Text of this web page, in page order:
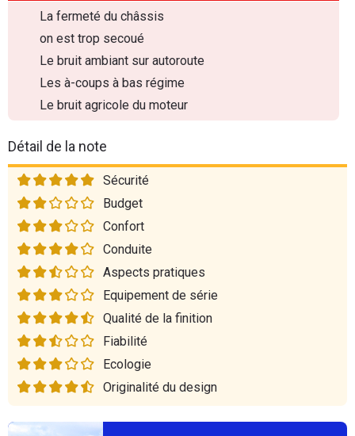
La fermeté du châssis
on est trop secoué
Le bruit ambiant sur autoroute
Les à-coups à bas régime
Le bruit agricole du moteur
Détail de la note
Sécurité
Budget
Confort
Conduite
Aspects pratiques
Equipement de série
Qualité de la finition
Fiabilité
Ecologie
Originalité du design